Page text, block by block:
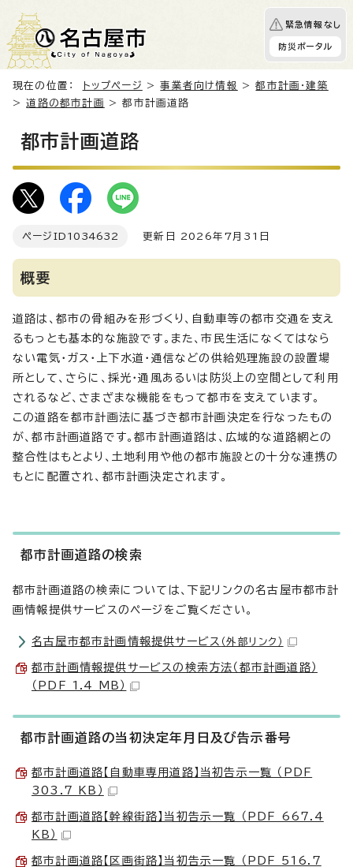
緊急情報なし
防災ポータル
現在の位置： トップページ >事業者向け情報 >都市計画・建築
>道路の都市計画 > 都市計画道路
都市計画道路
ページID 1034632 更新日 2026年7月31日
概要
道路は、都市の骨組みを形づくり、自動車等の都市交通を支え
るもっとも基本的な施設です。また、市民生活になくてはなら
ない電気・ガス・上下水道・通信などの供給処理施設の設置場
所として、さらに、採光・通風あるいは防災上の空間として利用
されるなど、さまざまな機能をもって都市を支えています。
この道路を都市計画法に基づき都市計画決定を行なったもの
が、都市計画道路です。都市計画道路は、広域的な道路網との
整合性はもとより、土地利用や他の都市施設との十分な連携の
もとに配置され、都市計画決定されます。
都市計画道路の検索
都市計画道路の検索については、下記リンクの名古屋市都市計
画情報提供サービスのページをご覧ください。
名古屋市都市計画情報提供サービス （外部リンク）
都市計画情報提供サービスの検索方法（都市計画道路）
（PDF 1.4 MB）
都市計画道路の当初決定年月日及び告示番号
都市計画道路【自動車専用道路】当初告示一覧 （PDF
303.7 KB）
都市計画道路【幹線街路】当初告示一覧 （PDF 667.4
KB）
都市計画道路【区画街路】当初告示一覧 （PDF 516.7